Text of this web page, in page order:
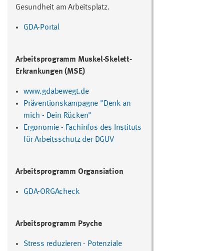
Gesundheit am Arbeitsplatz.
GDA-Portal
Arbeitsprogramm Muskel-Skelett-
Erkrankungen (MSE)
www.gdabewegt.de
Präventionskampagne "Denk an
mich - Dein Rücken"
Ergonomie - Fachinfos des Instituts
für Arbeitsschutz der DGUV
Arbeitsprogramm Organsiation
GDA-ORGAcheck
Arbeitsprogramm Psyche
Stress reduzieren - Potenziale